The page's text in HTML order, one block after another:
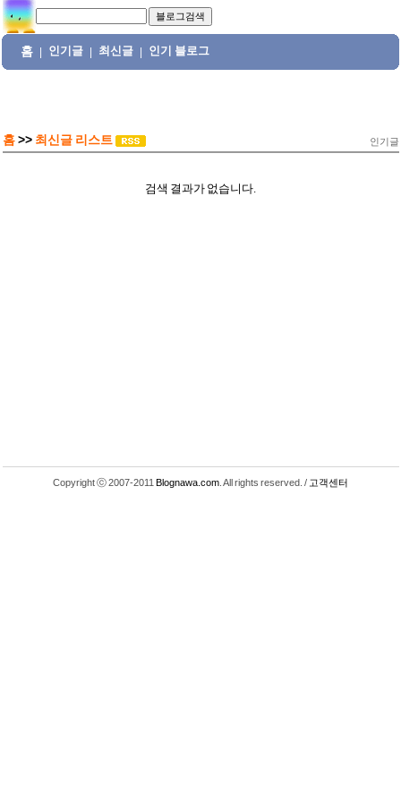
홈 인기글 최신글 인기 블로그
홈 >> 최신글 리스트 인기글
검색 결과가 없습니다.
Copyright ⓒ 2007-2011 Blognawa.com . All rights reserved. / 고객센터